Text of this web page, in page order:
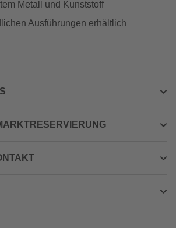
Metall und Kunststoff
Ausführungen erhältlich